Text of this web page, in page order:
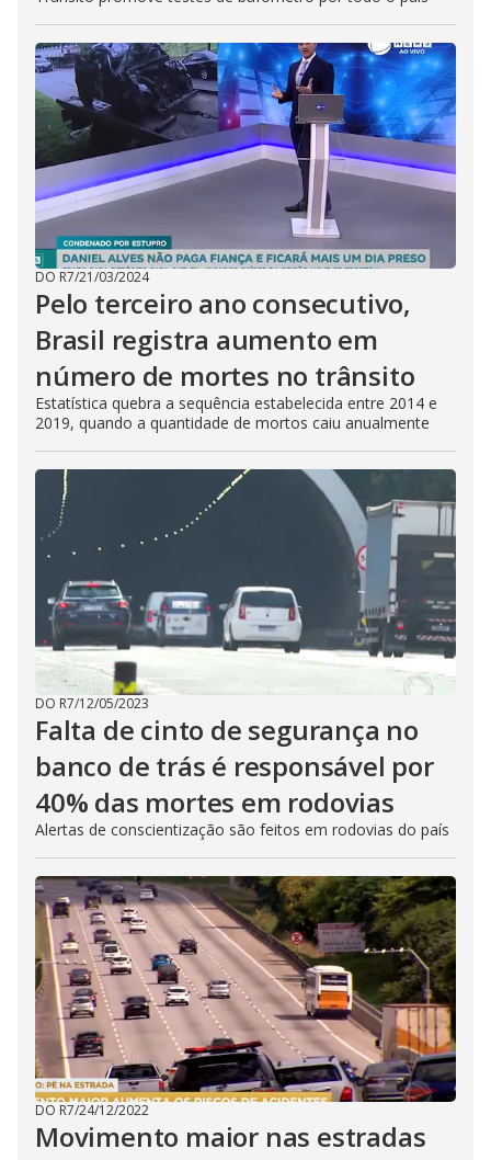
DO R7/21/03/2024
Pelo terceiro ano consecutivo,
Brasil registra aumento em
número de mortes no trânsito
Estatística quebra a sequência estabelecida entre 2014 e
2019, quando a quantidade de mortos caiu anualmente
DO R7/12/05/2023
Falta de cinto de segurança no
banco de trás é responsável por
40% das mortes em rodovias
Alertas de conscientização são feitos em rodovias do país
DO R7/24/12/2022
Movimento maior nas estradas